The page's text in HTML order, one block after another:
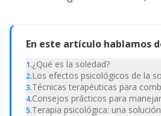
En este artículo hablamos
1.¿Qué es la soledad?
2.Los efectos psicológicos de la
3.Técnicas terapéuticas para
4.Consejos prácticos para
5.Terapia psicológica: una